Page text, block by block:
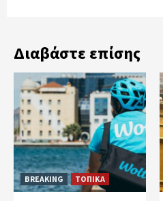
Διαβάστε επίσης
BREAKING ΤΟΠΙΚΑ